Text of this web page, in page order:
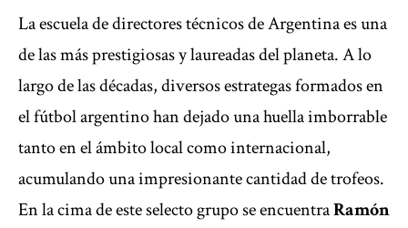
La escuela de directores técnicos de Argentina es una
de las más prestigiosas y laureadas del planeta. A lo
largo de las décadas, diversos estrategas formados en
el fútbol argentino han dejado una huella imborrable
tanto en el ámbito local como internacional,
acumulando una impresionante cantidad de trofeos.
En la cima de este selecto grupo se encuentraRamón